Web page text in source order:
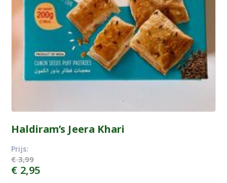
Haldiram’s Jeera Khari
Prijs:
€3,99
Oorspronkelijke
€ 2,95Huidige